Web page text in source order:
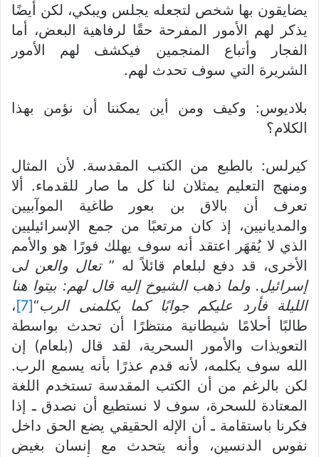
يضايقون بها شخص لتجعله يجلس ويبكي، لكن أيضًا
يذكر لهم الأمور المفرحة حقًا لرفاهية البعض، أما
الفجار وأتباع المنجمين فيكشف لهم الأمور
الشريرة التي سوف تحدث لهم.
بلاديوس: وكيف ومن أين يمكننا أن نؤمن بهذا
الكلام؟
كيرلس: بالطبع من الكتب المقدسة. لأن المثال
ومنهج التعليم يمثلان لنا كل ما صار للقدماء. ألا
تعرف أن بالاق بن بعور طاغية الموآبيين
والمديانيين، إذ كان مرتعبًا من جمع الإسرائيليين
الذي لا يُقهَر اعتقد أنه سوف يهلك فورًا هو والأمم
الأخرى، قد دفع لبلعام قائلاً له ”تعال والعن لى
إسرائيل. ولما ذهب الشيوخ إليه قال لهم: بيتوا هنا
الليلة فأرد عليكم جوابًا كما يكلمنى الرب“
[7]
،
طالبًا أحلامًا شيطانية منتظرًا أن تحدث بواسطة
التعويذات والأمور السحرية، لقد قال (بلعام) إن
الله سوف يكلمه، لأنه قدم عذرًا بأنه يسمع الرب.
لكن بالرغم من أن الكتب المقدسة تستخدم اللغة
المعتادة للسحرة، سوف لا نستطيع أن نصدق ـ إذا
فكرنا باستقامة ـ أن الإله الحقيقي يضع الحق داخل
نفوس الدنسين، وأنه يتحدث مع إنسان بغيض